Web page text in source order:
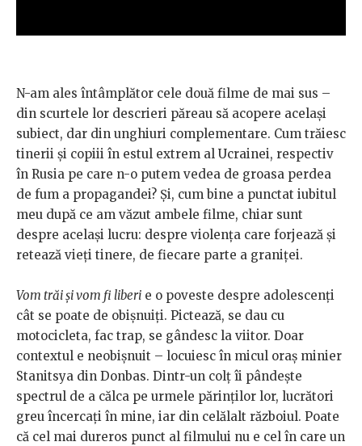
N-am ales întâmplător cele două filme de mai sus –
din scurtele lor descrieri păreau să acopere același
subiect, dar din unghiuri complementare. Cum trăiesc
tinerii și copiii în estul extrem al Ucrainei, respectiv
în Rusia pe care n-o putem vedea de groasa perdea
de fum a propagandei? Și, cum bine a punctat iubitul
meu după ce am văzut ambele filme, chiar sunt
despre același lucru: despre violența care forjează și
retează vieți tinere, de fiecare parte a graniței.
Vom trăi și vom fi liberi e o poveste despre adolescenți
cât se poate de obișnuiți. Pictează, se dau cu
motocicleta, fac trap, se gândesc la viitor. Doar
contextul e neobișnuit – locuiesc în micul oraș minier
Stanitsya din Donbas. Dintr-un colț îi pândește
spectrul de a călca pe urmele părinților lor, lucrători
greu încercați în mine, iar din celălalt războiul. Poate
că cel mai dureros punct al filmului nu e cel în care un